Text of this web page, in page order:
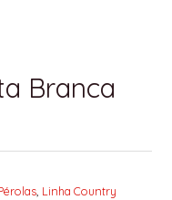
Branca
, Linha Country